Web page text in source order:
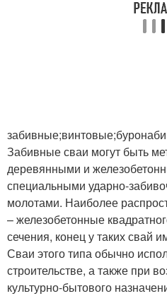
Забивные сваи могут быть
деревянными и
специальными ударно-
молотами. Наиболее
– железобетонные
сечения, конец у таких свай
Сваи этого типа обычно
строительстве, а также при
культурно-бытового